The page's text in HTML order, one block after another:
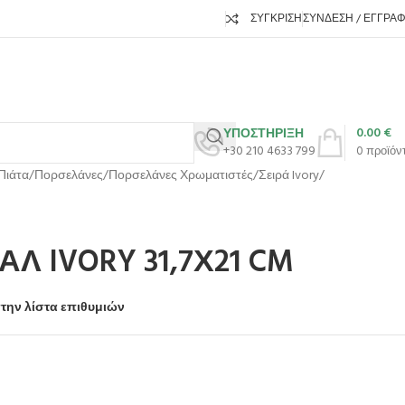
ΣΎΓΚΡΙΣΗΣΎΝΔΕΣΗ /
ΥΠΟΣΤΗΡΙΞΗ
+30 210 4633 799
0
0.00€
Πορσελάνες Πορσελάνες Χρωματιστές Σειρά Ivory
IVORY 31,7Χ21 CM
λίστα επιθυμιών